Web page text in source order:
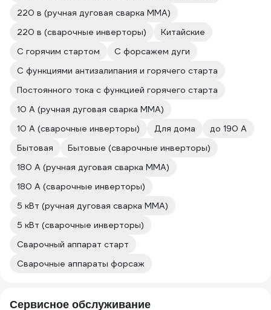
220 в (ручная дуговая сварка MMA)
220 в (сварочные инверторы)
Китайские
С горячим стартом
С форсажем дуги
С функциями антизалипания и горячего старта
Постоянного тока с функцией горячего старта
10 А (ручная дуговая сварка MMA)
10 А (сварочные инверторы)
Для дома
до 190 А
Бытовая
Бытовые (сварочные инверторы)
180 А (ручная дуговая сварка MMA)
180 А (сварочные инверторы)
5 кВт (ручная дуговая сварка MMA)
5 кВт (сварочные инверторы)
Сварочный аппарат старт
Сварочные аппараты форсаж
Сервисное обслуживание